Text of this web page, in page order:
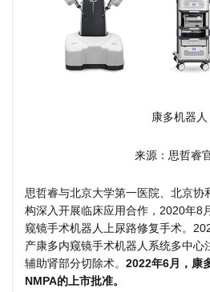
康多机器人
来源：思哲睿
思哲睿与北京大学第一医院、北京协
构深入开展临床应用合作，2020年8
窥镜手术机器人上尿路修复手术。
产康多内窥镜手术机器人系统多中
辅助肾部分切除术。 2022年6月，康
NMPA的上市批准。